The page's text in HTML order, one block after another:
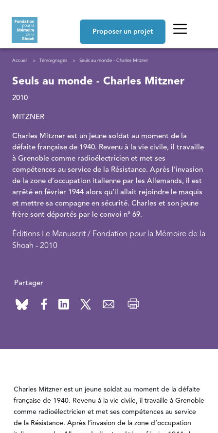
Proposer un projet
Fil d'Ariane
Accueil Témoignages Seuls au monde - Charles Mitzner
Seuls au monde - Charles Mitzner
2010
MITZNER
Charles Mitzner est un jeune soldat au moment de la
défaite française de 1940. Revenu à la vie civile, il travaille
à Grenoble comme radioélectricien et met ses
compétences au service de la Résistance. Après l’invasion
de la zone d’occupation italienne par les Allemands, il est
arrêté en février 1944 alors qu’il allait rejoindre le maquis
et mettre sa compagne en sécurité. Charles et son jeune
frère sont déportés par le convoi n° 69.
Éditions Le Manuscrit / Fondation pour la Mémoire de la
Shoah - 2010
Partager
Charles Mitzner est un jeune soldat au moment de la défaite
française de 1940. Revenu à la vie civile, il travaille à Grenoble
comme radioélectricien et met ses compétences au service
de la Résistance. Après l’invasion de la zone d’occupation